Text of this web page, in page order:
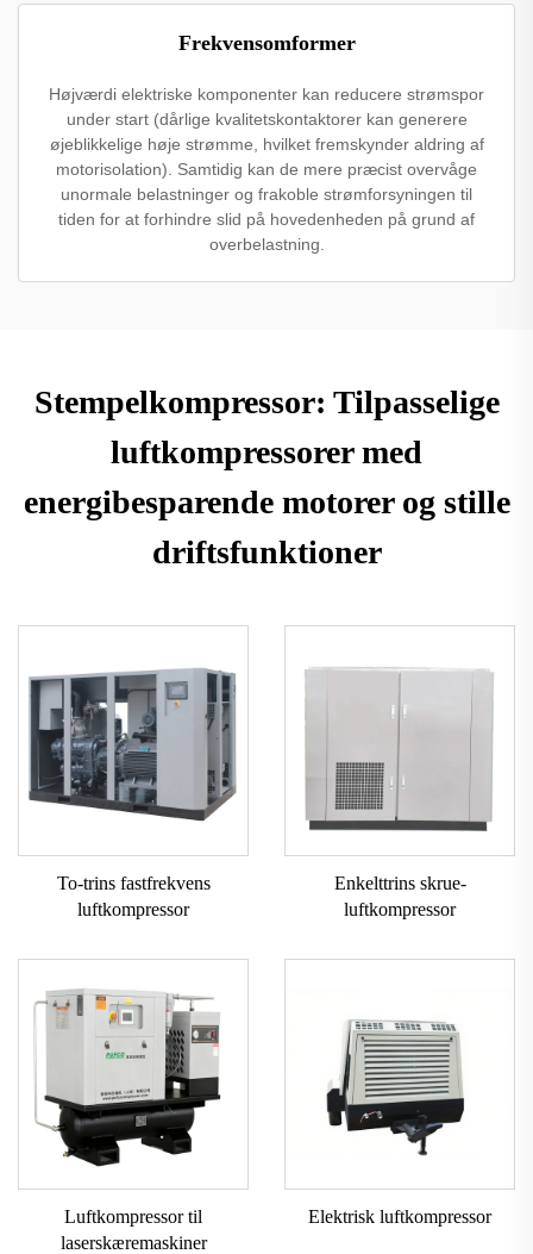
Frekvensomformer
Højværdi elektriske komponenter kan reducere strømspor
under start (dårlige kvalitetskontaktorer kan generere
øjeblikkelige høje strømme, hvilket fremskynder aldring af
motorisolation). Samtidig kan de mere præcist overvåge
unormale belastninger og frakoble strømforsyningen til
tiden for at forhindre slid på hovedenheden på grund af
overbelastning.
Stempelkompressor: Tilpasselige
luftkompressorer med
energibesparende motorer og stille
driftsfunktioner
To-trins fastfrekvens
luftkompressor
Enkelttrins skrue-
luftkompressor
Luftkompressor til
laserskæremaskiner
Elektrisk luftkompressor